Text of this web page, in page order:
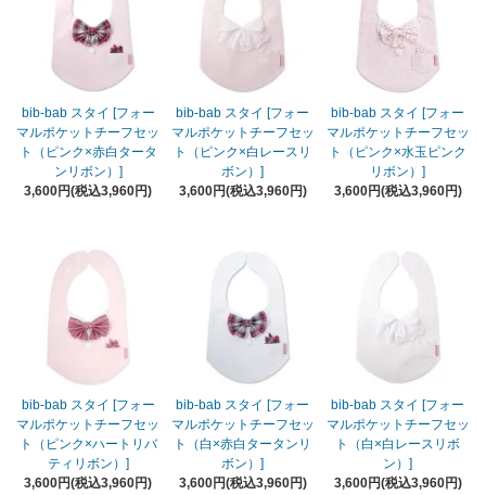
bib-bab スタイ [フォー
マルポケットチーフセッ
ト（ピンク×赤白タータ
ンリボン）]
3,600円(税込3,960円)
bib-bab スタイ [フォー
マルポケットチーフセッ
ト（ピンク×白レースリ
ボン）]
3,600円(税込3,960円)
bib-bab スタイ [フォー
マルポケットチーフセッ
ト（ピンク×水玉ピンク
リボン）]
3,600円(税込3,960円)
bib-bab スタイ [フォー
マルポケットチーフセッ
ト（ピンク×ハートリバ
ティリボン）]
3,600円(税込3,960円)
bib-bab スタイ [フォー
マルポケットチーフセッ
ト（白×赤白タータンリ
ボン）]
3,600円(税込3,960円)
bib-bab スタイ [フォー
マルポケットチーフセッ
ト（白×白レースリボ
ン）]
3,600円(税込3,960円)